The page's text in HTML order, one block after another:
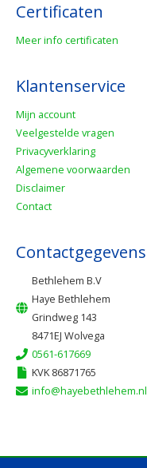
Certificaten
Meer info certificaten
Klantenservice
Mijn account
Veelgestelde vragen
Privacyverklaring
Algemene voorwaarden
Disclaimer
Contact
Contactgegevens
Bethlehem B.V
Haye Bethlehem
Grindweg 143
8471EJ Wolvega
0561-617669
KVK 86871765
info@hayebethlehem.nl